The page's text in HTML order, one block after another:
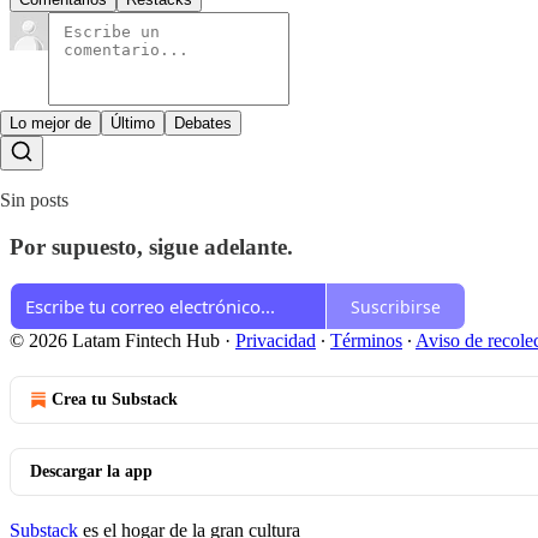
Lo mejor de Último Debates
Sin posts
Por supuesto, sigue adelante.
Suscribirse
© 2026 Latam Fintech Hub · Privacidad ∙ Términos ∙ Aviso de
Crea tu Substack
Descargar la app
Substack es el hogar de la gran cultura